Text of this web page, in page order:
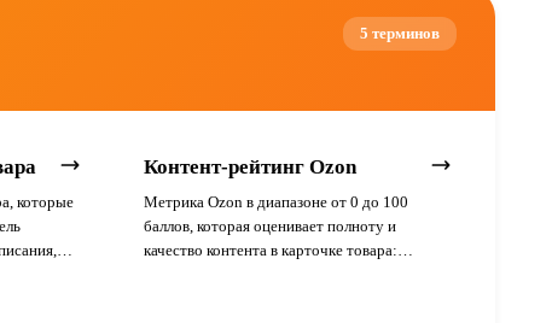
5 терминов
которые
Контент-рейтинг Ozon
Метрика Ozon в диапазоне от 0 до 100
баллов, которая оценивает полноту и
качество контента в карточке товара: